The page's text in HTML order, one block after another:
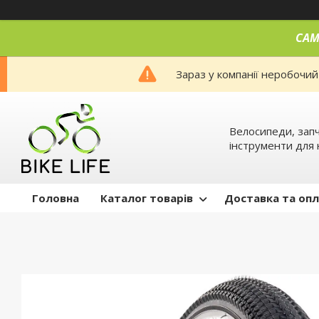
Зараз у компанії
Велосипеди,
інструменти для
Головна Каталог товарів Доставка та